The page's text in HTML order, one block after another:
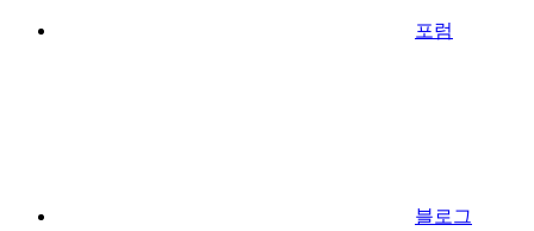
포럼
블로그